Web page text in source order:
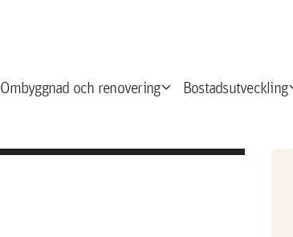
Ombyggnad och renoveringexpand_more Bostadsutveckling